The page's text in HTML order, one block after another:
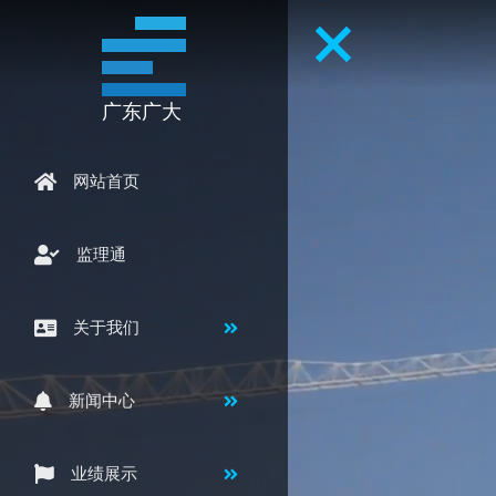
广东广大
网站首页
监理通
关于我们
新闻中心
业绩展示